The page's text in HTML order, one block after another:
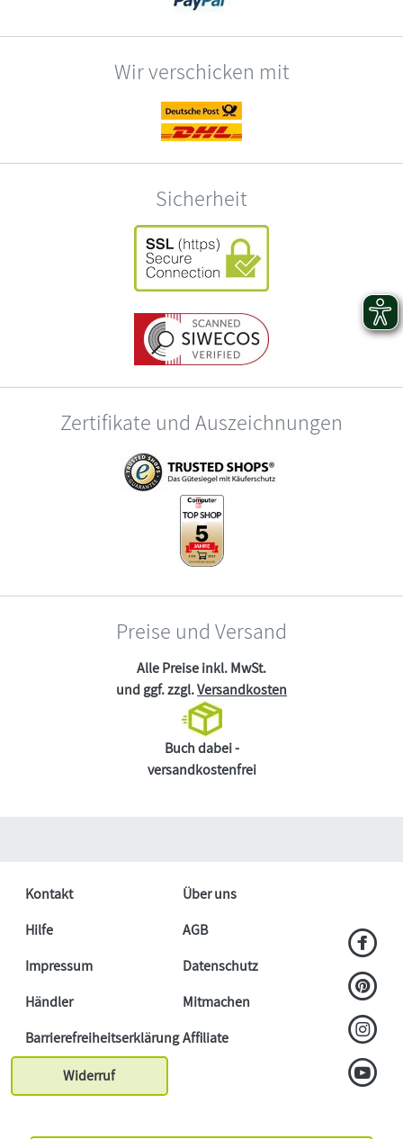
Wir verschicken mit
Sicherheit
Zertifikate und Auszeichnungen
Preise und Versand
Alle Preise inkl. MwSt.
und ggf. zzgl.Versandkosten
Buch dabei -
versandkostenfrei
Kontakt
Über uns
Hilfe
AGB
Impressum
Datenschutz
Händler
Mitmachen
BarrierefreiheitserklärungAffiliate
Widerruf